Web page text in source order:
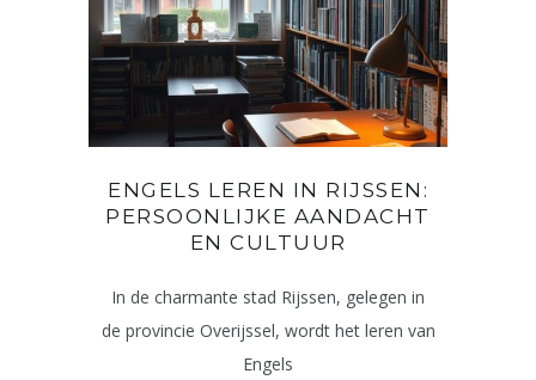
ENGELS LEREN IN RIJSSEN:
PERSOONLIJKE AANDACHT
EN CULTUUR
In de charmante stad Rijssen, gelegen in
de provincie Overijssel, wordt het leren van
Engels